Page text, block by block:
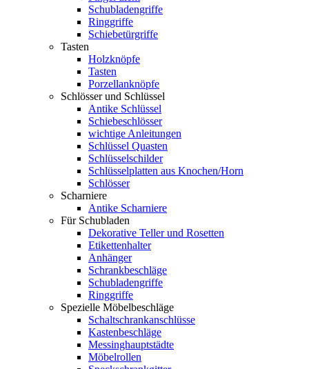
Schubladengriffe
Ringgriffe
Schiebetürgriffe
Tasten
Holzknöpfe
Tasten
Porzellanknöpfe
Schlösser und Schlüssel
Antike Schlüssel
Schiebeschlösser
wichtige Anleitungen
Schlüssel Quasten
Schlüsselschilder
Schlüsselplatten aus Knochen/Horn
Schlösser
Scharniere
Antike Scharniere
Für Schubladen
Dekorative Teller und Rosetten
Etikettenhalter
Anhänger
Schrankbeschläge
Schubladengriffe
Ringgriffe
Spezielle Möbelbeschläge
Schaltschrankanschlüsse
Kastenbeschläge
Messinghauptstädte
Möbelrollen